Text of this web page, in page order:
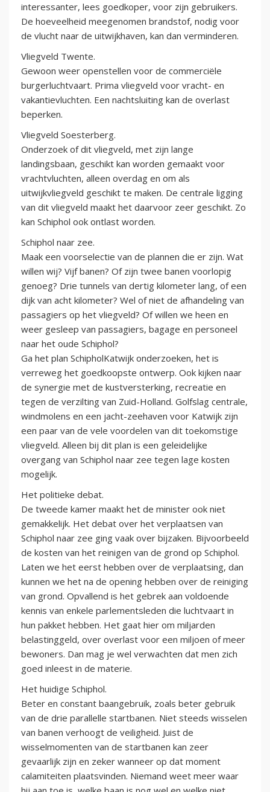
interessanter, lees goedkoper, voor zijn gebruikers.
De hoeveelheid meegenomen brandstof, nodig voor
de vlucht naar de uitwijkhaven, kan dan verminderen.
Vliegveld Twente.
Gewoon weer openstellen voor de commerciële
burgerluchtvaart. Prima vliegveld voor vracht- en
vakantievluchten. Een nachtsluiting kan de overlast
beperken.
Vliegveld Soesterberg.
Onderzoek of dit vliegveld, met zijn lange
landingsbaan, geschikt kan worden gemaakt voor
vrachtvluchten, alleen overdag en om als
uitwijkvliegveld geschikt te maken. De centrale ligging
van dit vliegveld maakt het daarvoor zeer geschikt. Zo
kan Schiphol ook ontlast worden.
Schiphol naar zee.
Maak een voorselectie van de plannen die er zijn. Wat
willen wij? Vijf banen? Of zijn twee banen voorlopig
genoeg? Drie tunnels van dertig kilometer lang, of een
dijk van acht kilometer? Wel of niet de afhandeling van
passagiers op het vliegveld? Of willen we heen en
weer gesleep van passagiers, bagage en personeel
naar het oude Schiphol?
Ga het plan SchipholKatwijk onderzoeken, het is
verreweg het goedkoopste ontwerp. Ook kijken naar
de synergie met de kustversterking, recreatie en
tegen de verzilting van Zuid-Holland. Golfslag centrale,
windmolens en een jacht-zeehaven voor Katwijk zijn
een paar van de vele voordelen van dit toekomstige
vliegveld. Alleen bij dit plan is een geleidelijke
overgang van Schiphol naar zee tegen lage kosten
mogelijk.
Het politieke debat.
De tweede kamer maakt het de minister ook niet
gemakkelijk. Het debat over het verplaatsen van
Schiphol naar zee ging vaak over bijzaken. Bijvoorbeeld
de kosten van het reinigen van de grond op Schiphol.
Laten we het eerst hebben over de verplaatsing, dan
kunnen we het na de opening hebben over de reiniging
van grond. Opvallend is het gebrek aan voldoende
kennis van enkele parlementsleden die luchtvaart in
hun pakket hebben. Het gaat hier om miljarden
belastinggeld, over overlast voor een miljoen of meer
bewoners. Dan mag je wel verwachten dat men zich
goed inleest in de materie.
Het huidige Schiphol.
Beter en constant baangebruik, zoals beter gebruik
van de drie parallelle startbanen. Niet steeds wisselen
van banen verhoogt de veiligheid. Juist de
wisselmomenten van de startbanen kan zeer
gevaarlijk zijn en zeker wanneer op dat moment
calamiteiten plaatsvinden. Niemand weet meer waar